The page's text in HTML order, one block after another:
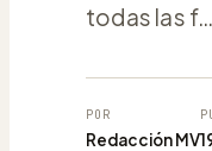
todas las f…
POR
Redacción MV